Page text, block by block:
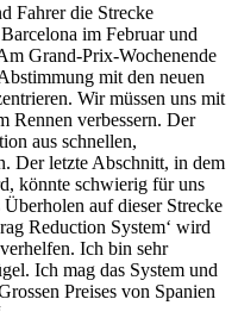
Fahrer die Strecke
im Februar und
Grand-Prix-Wochenende
mit den neuen
Wir müssen uns mit
Rennen verbessern. Der
aus schnellen,
Der letzte Abschnitt, in dem
könnte schwierig für uns
auf dieser Strecke
Reduction System‘ wird
Ich bin sehr
Ich mag das System und
Preises von Spanien